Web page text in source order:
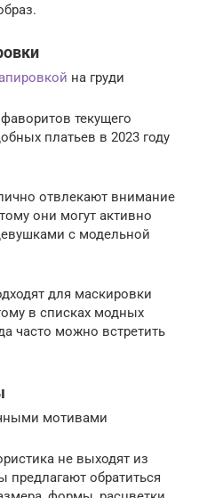
на груди
текущего
платьев в 2023 году
отвлекают внимание
они могут активно
с модельной
для маскировки
в списках модных
часто можно встретить
мотивами
не выходят из
предлагают обратиться